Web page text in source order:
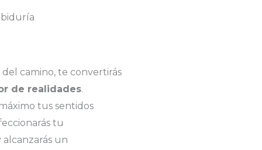
camino, te convertirás
de realidades.
tus sentidos
tu
un